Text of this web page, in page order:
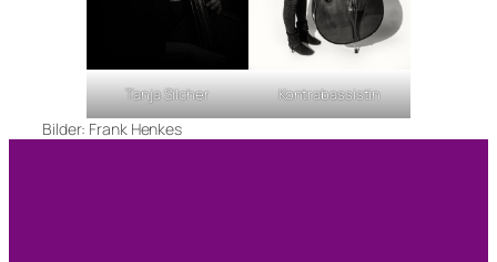
Tanja Silcher Kontrabassistin
Bilder: Frank Henkes